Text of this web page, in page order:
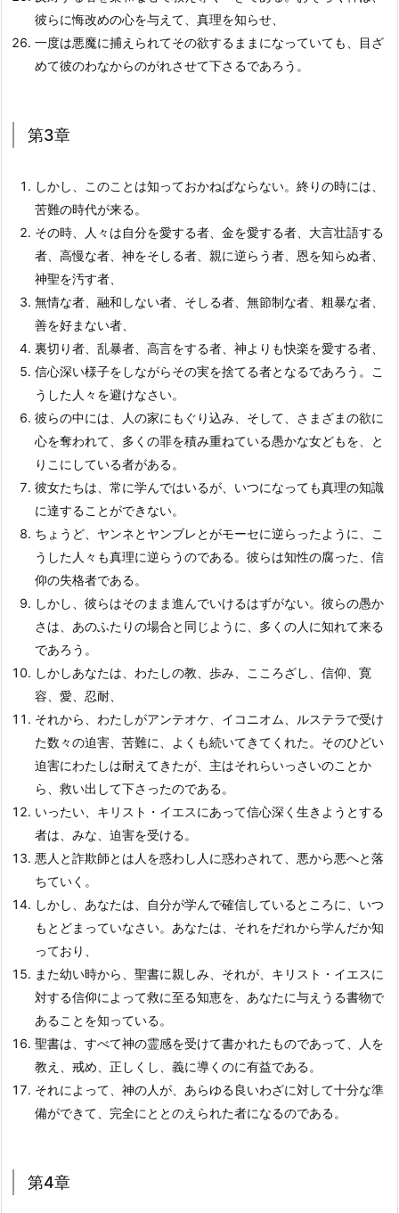
彼らに悔改めの心を与えて、真理を知らせ、
一度は悪魔に捕えられてその欲するままになっていても、目ざ
めて彼のわなからのがれさせて下さるであろう。
第3章
しかし、このことは知っておかねばならない。終りの時には、
苦難の時代が来る。
その時、人々は自分を愛する者、金を愛する者、大言壮語する
者、高慢な者、神をそしる者、親に逆らう者、恩を知らぬ者、
神聖を汚す者、
無情な者、融和しない者、そしる者、無節制な者、粗暴な者、
善を好まない者、
裏切り者、乱暴者、高言をする者、神よりも快楽を愛する者、
信心深い様子をしながらその実を捨てる者となるであろう。こ
うした人々を避けなさい。
彼らの中には、人の家にもぐり込み、そして、さまざまの欲に
心を奪われて、多くの罪を積み重ねている愚かな女どもを、と
りこにしている者がある。
彼女たちは、常に学んではいるが、いつになっても真理の知識
に達することができない。
ちょうど、ヤンネとヤンブレとがモーセに逆らったように、こ
うした人々も真理に逆らうのである。彼らは知性の腐った、信
仰の失格者である。
しかし、彼らはそのまま進んでいけるはずがない。彼らの愚か
さは、あのふたりの場合と同じように、多くの人に知れて来る
であろう。
しかしあなたは、わたしの教、歩み、こころざし、信仰、寛
容、愛、忍耐、
それから、わたしがアンテオケ、イコニオム、ルステラで受け
た数々の迫害、苦難に、よくも続いてきてくれた。そのひどい
迫害にわたしは耐えてきたが、主はそれらいっさいのことか
ら、救い出して下さったのである。
いったい、キリスト・イエスにあって信心深く生きようとする
者は、みな、迫害を受ける。
悪人と詐欺師とは人を惑わし人に惑わされて、悪から悪へと落
ちていく。
しかし、あなたは、自分が学んで確信しているところに、いつ
もとどまっていなさい。あなたは、それをだれから学んだか知
っており、
また幼い時から、聖書に親しみ、それが、キリスト・イエスに
対する信仰によって救に至る知恵を、あなたに与えうる書物で
あることを知っている。
聖書は、すべて神の霊感を受けて書かれたものであって、人を
教え、戒め、正しくし、義に導くのに有益である。
それによって、神の人が、あらゆる良いわざに対して十分な準
備ができて、完全にととのえられた者になるのである。
第4章